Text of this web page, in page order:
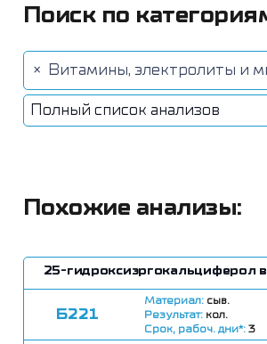
Поиск по
× Витамины, электролиты и
Полный список анализов
Похожие анализы:
25-гидроксиэргокальциферол
Б221
Материал: сыв.
Результат: кол.
Срок, рабоч. дни*:3